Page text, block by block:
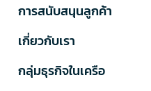
การสนับสนุนลูกค้า
เกี่ยวกับเรา
กลุ่มธุรกิจในเครือ